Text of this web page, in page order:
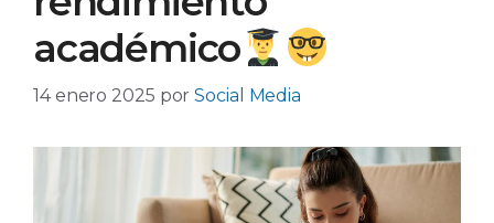
académico
14 enero 2025 porSocial Media